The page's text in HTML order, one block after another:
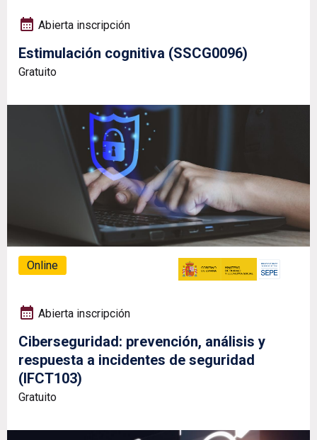
Abierta inscripción
Estimulación cognitiva (SSCG0096)
Gratuito
Online
Abierta inscripción
Ciberseguridad: prevención, análisis y
respuesta a incidentes de seguridad
(IFCT103)
Gratuito